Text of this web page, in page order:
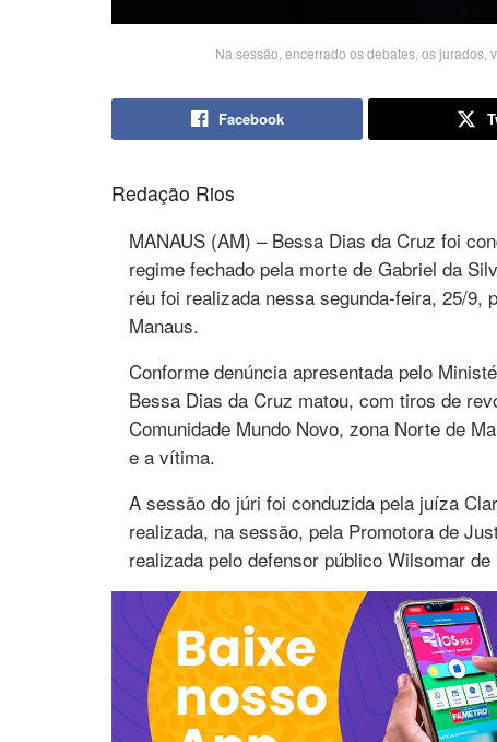
Na sessão, encerrado os debates, os jurados,
Facebook
Redação Rios
MANAUS (AM) – Bessa Dias da Cruz foi
regime fechado pela morte de Gabriel da
réu foi realizada nessa segunda-feira, 25/9,
Manaus.
Conforme denúncia apresentada pelo
Bessa Dias da Cruz matou, com tiros de
Comunidade Mundo Novo, zona Norte de
e a vítima.
A sessão do júri foi conduzida pela juíza
realizada, na sessão, pela Promotora de
realizada pelo defensor público Wilsomar